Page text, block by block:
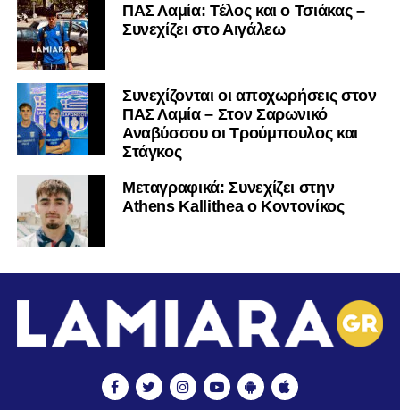
ΠΑΣ Λαμία: Τέλος και ο Τσιάκας –
Συνεχίζει στο Αιγάλεω
Συνεχίζονται οι αποχωρήσεις στον
ΠΑΣ Λαμία – Στον Σαρωνικό
Αναβύσσου οι Τρούμπουλος και
Στάγκος
Mεταγραφικά: Συνεχίζει στην
Athens Kallithea ο Κοντονίκος